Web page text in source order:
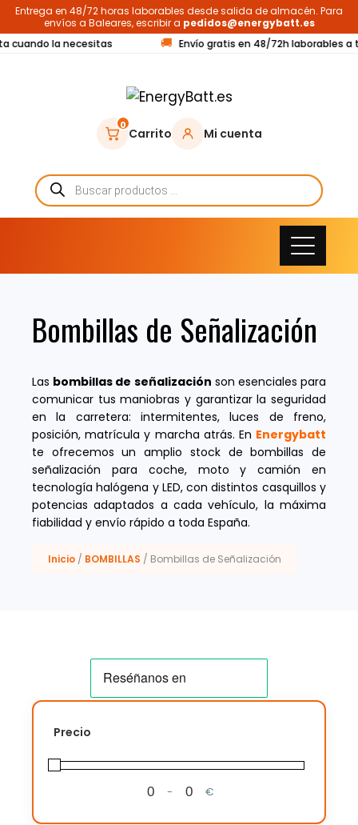
Entrega en 48/72 horas laborables desde salida de almacén. Para
envíos a Baleares, escribir a pedidos@energybatt.es
cuando la necesitas
🚚 Envío gratis en 48/72h laborables a
0
Carrito Mi cuenta
Bombillas de Señalización
Las bombillas de señalización son esenciales para
comunicar tus maniobras y garantizar la seguridad
en la carretera: intermitentes, luces de freno,
posición, matrícula y marcha atrás. En Energybatt
te ofrecemos un amplio stock de bombillas de
señalización para coche, moto y camión en
tecnología halógena y LED, con distintos casquillos y
potencias adaptados a cada vehículo, la máxima
fiabilidad y envío rápido a toda España.
Inicio / BOMBILLAS / Bombillas de Señalización
Precio
Minimum Price
-
Maximum Price
€